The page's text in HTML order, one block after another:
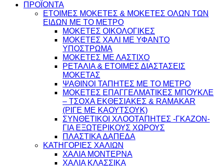
ΠΡΟΪΟΝΤΑ
ΕΤΟΙΜΕΣ ΜΟΚΕΤΕΣ & ΜΟΚΕΤΕΣ ΟΛΩΝ ΤΩΝ
ΕΙΔΩΝ ME TO ΜΕΤΡΟ
ΜΟΚΕΤΕΣ ΟΙΚΟΛΟΓΙΚΕΣ
ΜΟΚΕΤΕΣ ΧΑΛΙ ΜΕ ΥΦΑΝΤΟ
ΥΠΟΣΤΡΩΜΑ
ΜΟΚΕΤΕΣ ΜΕ ΛΑΣΤΙΧΟ
ΡΕΤΑΛΙΑ & ΕΤΟΙΜΕΣ ΔΙΑΣΤΑΣΕΙΣ
ΜΟΚΕΤΑΣ
ΨΑΘINΟΙ ΤΑΠΗΤΕΣ ΜΕ ΤΟ ΜΕΤΡΟ
ΜΟΚΕΤΕΣ ΕΠΑΓΓΕΛΜΑΤΙΚΕΣ ΜΠΟΥΚΛΕ
– ΤΣΟΧΑ ΕΚΘΕΣΙΑΚΕΣ & RAMAKAR
(ΡΙΓΕ ΜΕ ΚΑΟΥΤΣΟΥΚ)
ΣΥΝΘΕΤΙΚΟΙ ΧΛΟΟΤΑΠΗΤΕΣ -ΓΚΑΖΟΝ-
ΓΙΑ ΕΞΩΤΕΡΙΚΟΥΣ ΧΩΡΟΥΣ
ΠΛΑΣΤΙΚΑ ΔΑΠΕΔΑ
ΚΑΤΗΓΟΡΙΕΣ ΧΑΛΙΩΝ
ΧΑΛΙΑ ΜΟΝΤΕΡΝΑ
ΧΑΛΙΑ ΚΛΑΣΣΙΚΑ